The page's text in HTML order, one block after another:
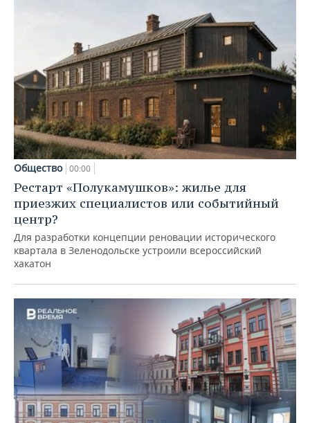
Общество 00:00
Рестарт «Полукамушков»: жилье для
приезжих специалистов или событийный
центр?
Для разработки концепции реновации исторического
квартала в Зеленодольске устроили всероссийский
хакатон